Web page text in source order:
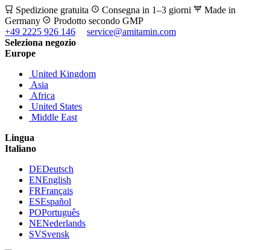
Spedizione gratuita Consegna in 1–3 giorni
Made in
Germany
Prodotto secondo GMP
+49 2225 926 146
service@amitamin.com
Seleziona negozio
Europe
United Kingdom
Asia
Africa
United States
Middle East
Lingua
Italiano
DEDeutsch
ENEnglish
FRFrançais
ESEspañol
POPortuguês
NENederlands
SVSvensk